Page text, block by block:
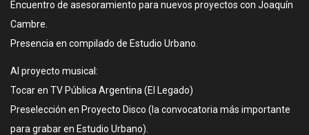
Encuentro de asesoramiento para nuevos proyectos con Joaquín
Cambre.
Presencia en compilado de Estudio Urbano.
Al proyecto musical:
Tocar en TV Pública Argentina (El Legado)
Preselección en Proyecto Disco (la convocatoria más importante
para grabar en Estudio Urbano).